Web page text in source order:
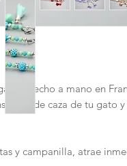
hecho a mano en
de caza de tu gato
y campanilla, atrae